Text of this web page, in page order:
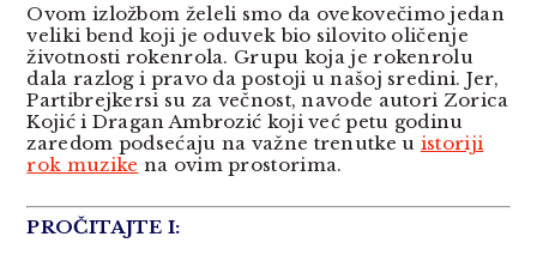
Ovom izložbom želeli smo da ovekovečimo jedan
veliki bend koji je oduvek bio silovito oličenje
životnosti rokenrola. Grupu koja je rokenrolu
dala razlog i pravo da postoji u našoj sredini. Jer,
Partibrejkersi su za večnost, navode autori Zorica
Kojić i Dragan Ambrozić koji već petu godinu
zaredom podsećaju na važne trenutke u istoriji
rok muzike na ovim prostorima.
PROČITAJTE I: